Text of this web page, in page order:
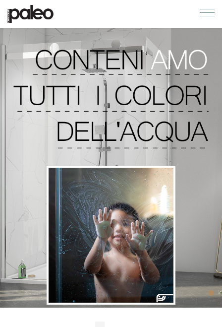
COLLEZIONI
AZIENDA
CONTATTI
CATALOGHI
QUALITA'
•